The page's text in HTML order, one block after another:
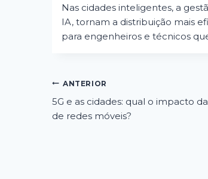
Nas cidades inteligentes, a
IA, tornam a distribuição mais
para engenheiros e técnicos
Navegação
de
ANTERIOR
5G e as cidades: qual o impacto
de redes móveis?